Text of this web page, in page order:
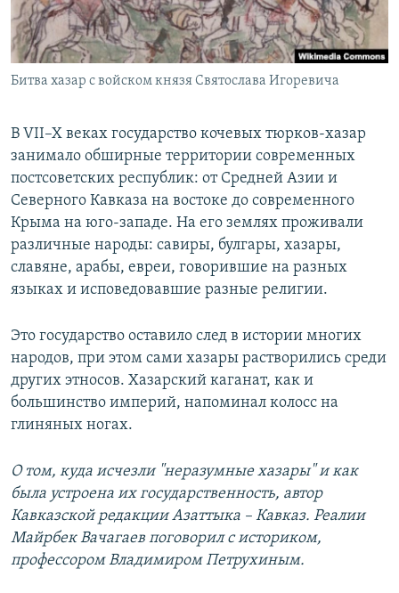
Битва хазар с войском князя Святослава Игоревича
В VII–X веках государство кочевых тюрков-хазар
занимало обширные территории современных
постсоветских республик: от Средней Азии и
Северного Кавказа на востоке до современного
Крыма на юго-западе. На его землях проживали
различные народы: савиры, булгары, хазары,
славяне, арабы, евреи, говорившие на разных
языках и исповедовавшие разные религии.
Это государство оставило след в истории многих
народов, при этом сами хазары растворились среди
других этносов. Хазарский каганат, как и
большинство империй, напоминал колосс на
глиняных ногах.
О том, куда исчезли "неразумные хазары" и как
была устроена их государственность, автор
Кавказской редакции Азаттыка – Кавказ. Реалии
Майрбек Вачагаев поговорил с историком,
профессором Владимиром Петрухиным.